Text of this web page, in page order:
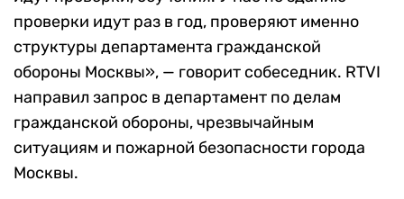
проверки идут раз в год, проверяют именно
структуры департамента гражданской
обороны Москвы», — говорит собеседник. RTVI
направил запрос в департамент по делам
гражданской обороны, чрезвычайным
ситуациям и пожарной безопасности города
Москвы.